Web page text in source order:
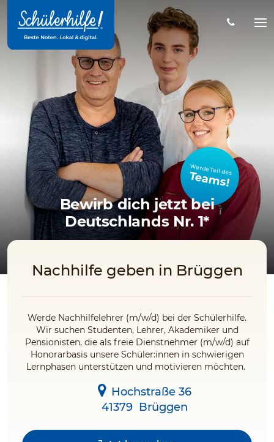
Hauptinhalt
Werde Teil des
Teams!
Bewirb dich jetzt bei
Deutschlands Nr. 1*
Nachhilfe geben in Brüggen
Werde Nachhilfelehrer (m/w/d) bei der Schülerhilfe.
Wir suchen Studenten, Lehrer, Akademiker und
Pensionisten, die als freie Dienstnehmer (m/w/d) auf
Honorarbasis unsere Schüler:innen in schwierigen
Lernphasen unterstützen und motivieren möchten.
Hochstraße 36
41379 Brüggen